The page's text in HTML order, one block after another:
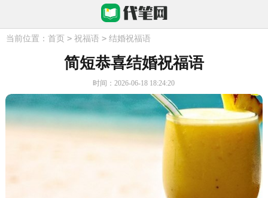
当前位置： 首页 > 祝福语 > 结婚祝福语
简短恭喜结婚祝福语
时间：2026-06-18 18:24:20